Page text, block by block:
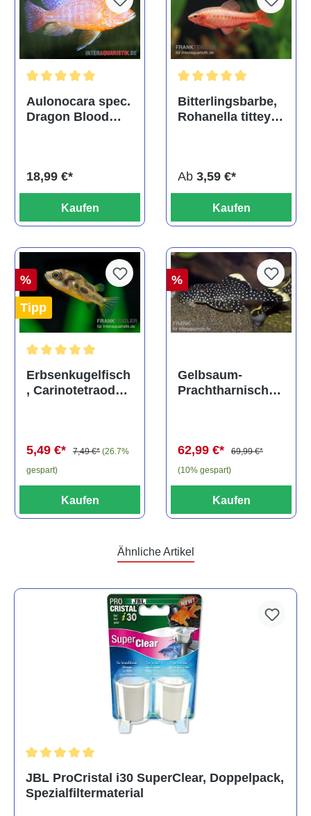
Aulonocara spec.
Dragon Blood
18,99 €*
Kaufen
Bitterlingsbarbe,
Rohanella titteya,
Ab 3,59 €*
Kaufen
%
Tipp
Erbsenkugelfisch
, Carinotetraodon
5,49 €* 7,49 €* (26.7%
gespart)
Kaufen
%
Gelbsaum-
Prachtharnischw
62,99 €*
69,99 €*
(10% gespart)
Kaufen
Ähnliche Artikel
JBL ProCristal i30 SuperClear, Doppelpack,
Spezialfiltermaterial